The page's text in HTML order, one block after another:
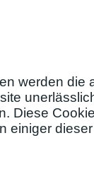
werden die
Diese
einiger